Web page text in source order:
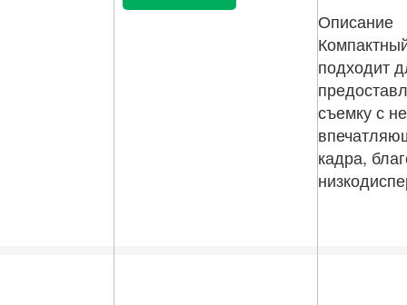
Описание
подходит
съемку с
кадра,